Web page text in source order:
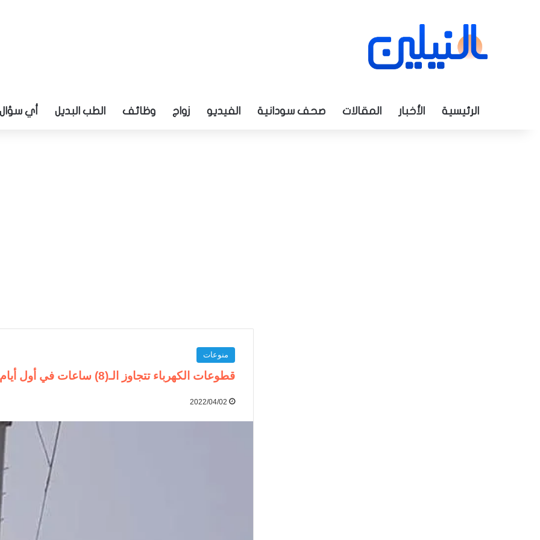
الرئيسية الأخبار المقالات صحف سودانية الفيديو زواج وظائف الطب البديل أي سؤال
منوعات
قطوعات الكهرباء تتجاوز الـ(8) ساعات في أول أيام رمضان
2022/04/02